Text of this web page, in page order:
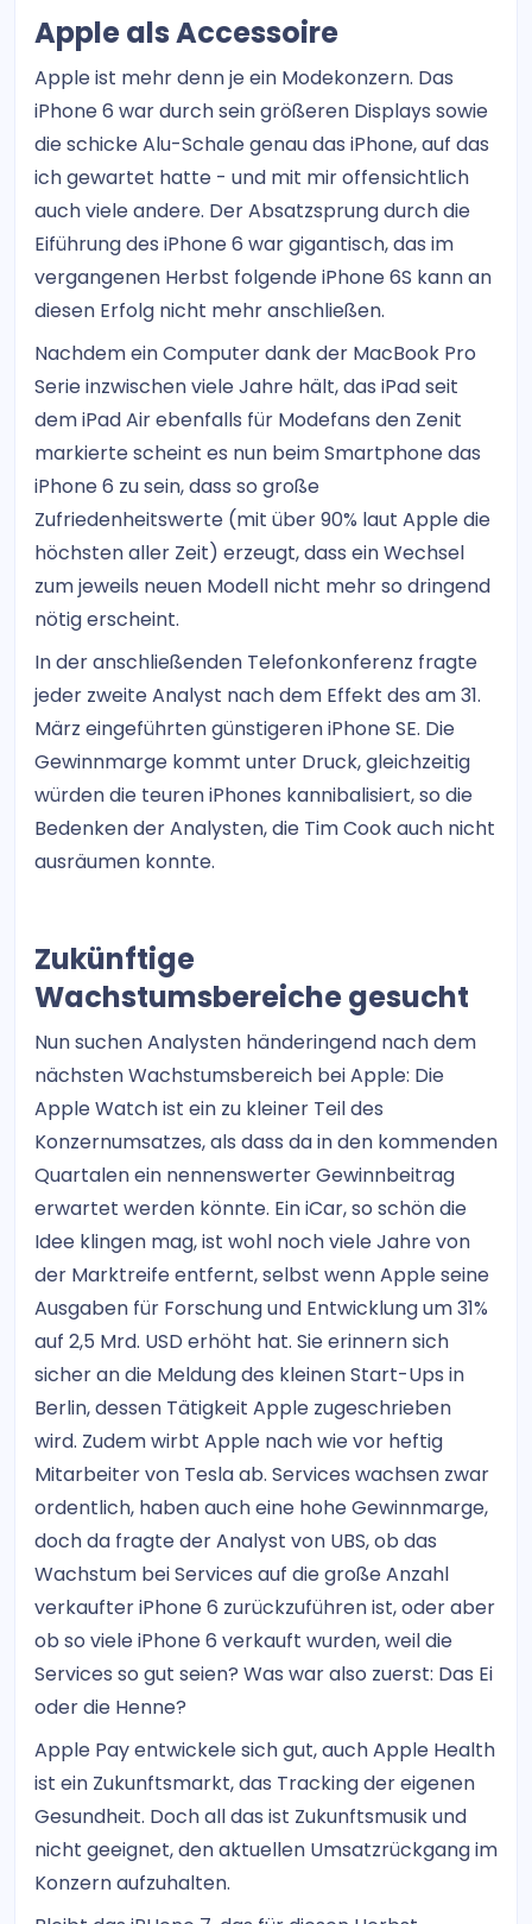
Apple als Accessoire
Apple ist mehr denn je ein Modekonzern. Das
iPhone 6 war durch sein größeren Displays sowie
die schicke Alu-Schale genau das iPhone, auf das
ich gewartet hatte - und mit mir offensichtlich
auch viele andere. Der Absatzsprung durch die
Eiführung des iPhone 6 war gigantisch, das im
vergangenen Herbst folgende iPhone 6S kann an
diesen Erfolg nicht mehr anschließen.
Nachdem ein Computer dank der MacBook Pro
Serie inzwischen viele Jahre hält, das iPad seit
dem iPad Air ebenfalls für Modefans den Zenit
markierte scheint es nun beim Smartphone das
iPhone 6 zu sein, dass so große
Zufriedenheitswerte (mit über 90% laut Apple die
höchsten aller Zeit) erzeugt, dass ein Wechsel
zum jeweils neuen Modell nicht mehr so dringend
nötig erscheint.
In der anschließenden Telefonkonferenz fragte
jeder zweite Analyst nach dem Effekt des am 31.
März eingeführten günstigeren iPhone SE. Die
Gewinnmarge kommt unter Druck, gleichzeitig
würden die teuren iPhones kannibalisiert, so die
Bedenken der Analysten, die Tim Cook auch nicht
ausräumen konnte.
Zukünftige
Wachstumsbereiche gesucht
Nun suchen Analysten händeringend nach dem
nächsten Wachstumsbereich bei Apple: Die
Apple Watch ist ein zu kleiner Teil des
Konzernumsatzes, als dass da in den kommenden
Quartalen ein nennenswerter Gewinnbeitrag
erwartet werden könnte. Ein iCar, so schön die
Idee klingen mag, ist wohl noch viele Jahre von
der Marktreife entfernt, selbst wenn Apple seine
Ausgaben für Forschung und Entwicklung um 31%
auf 2,5 Mrd. USD erhöht hat. Sie erinnern sich
sicher an die Meldung des kleinen Start-Ups in
Berlin, dessen Tätigkeit Apple zugeschrieben
wird. Zudem wirbt Apple nach wie vor heftig
Mitarbeiter von Tesla ab. Services wachsen zwar
ordentlich, haben auch eine hohe Gewinnmarge,
doch da fragte der Analyst von UBS, ob das
Wachstum bei Services auf die große Anzahl
verkaufter iPhone 6 zurückzuführen ist, oder aber
ob so viele iPhone 6 verkauft wurden, weil die
Services so gut seien? Was war also zuerst: Das Ei
oder die Henne?
Apple Pay entwickele sich gut, auch Apple Health
ist ein Zukunftsmarkt, das Tracking der eigenen
Gesundheit. Doch all das ist Zukunftsmusik und
nicht geeignet, den aktuellen Umsatzrückgang im
Konzern aufzuhalten.